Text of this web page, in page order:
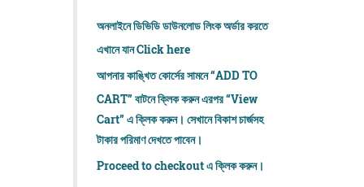
অনলাইনে ডিভিডি ডাউনলোড লিংক অর্ডার করতে
এখানে যানClick here
আপনার কাঙ্খিত কোর্সের সামনে “ADD TO
CART” বাটনে ক্লিক করুন এরপর “View
Cart” এ ক্লিক করুন। সেখানে বিকাশ চার্জসহ
টাকার পরিমাণ দেখতে পাবেন।
Proceed to checkout এ ক্লিক করুন।